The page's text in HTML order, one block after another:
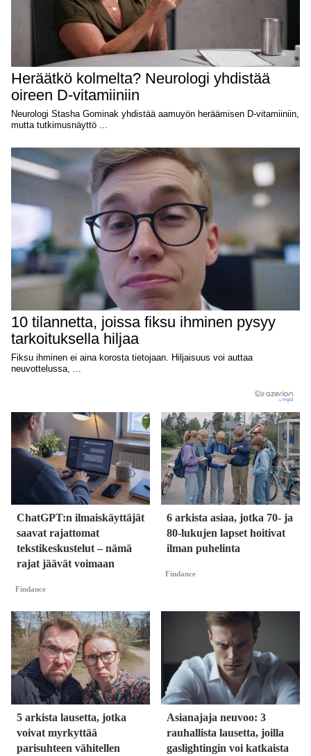
ChatGPT:n ilmaiskäyttäjät
saavat rajattomat
tekstikeskustelut – nämä
rajat jäävät voimaan
Findance
6 arkista asiaa, jotka 70- ja
80-lukujen lapset hoitivat
ilman puhelinta
Findance
5 arkista lausetta, jotka
voivat myrkyttää
parisuhteen vähitellen
Asianajaja neuvoo: 3
rauhallista lausetta, joilla
gaslightingin voi katkaista